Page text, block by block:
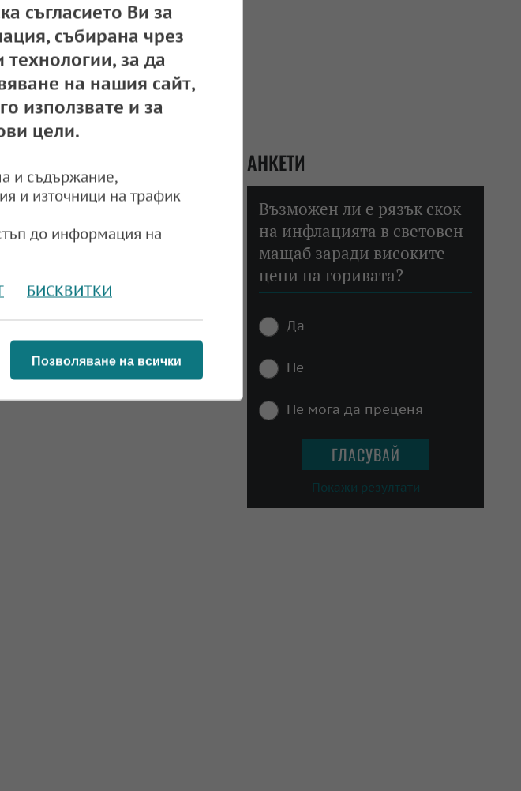
500 милиона долара на
АНКЕТИ
Възможен ли е рязък скок
на инфлацията в световен
мащаб заради високите
цени на горивата?
Да
Не
Не мога да преценя
Покажи резултати
съгласието Ви за
събирана чрез
за да
на нашия сайт,
използвате и за
цели.
и съдържание,
и източници на трафик
до информация на
БИСКВИТКИ
Позволяване на всички